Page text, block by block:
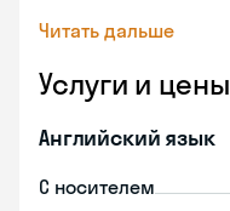
Читать дальше
Услуги и цены
Английский язык
С носителем